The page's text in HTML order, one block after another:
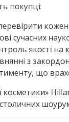
покупці:
сучасних
якості на
з
що